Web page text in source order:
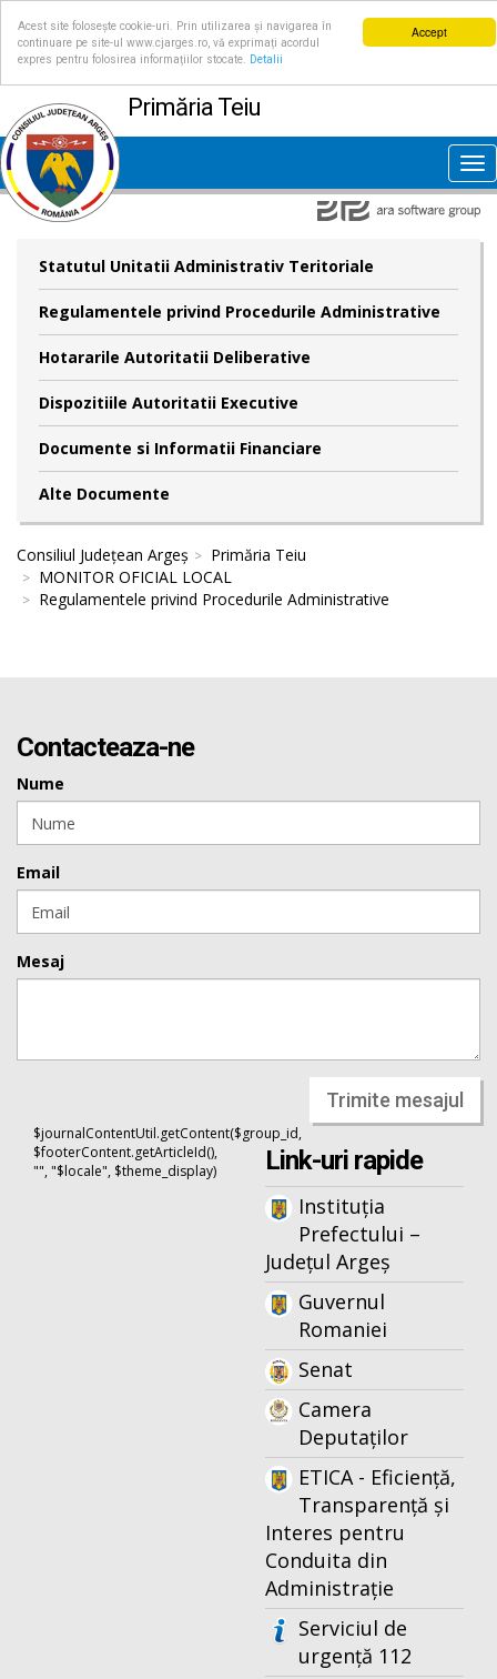
Accept
Acest site folosește cookie-uri. Prin utilizarea și navigarea în
continuare pe site-ul www.cjarges.ro, vă exprimați acordul
expres pentru folosirea informațiilor stocate.
Detalii
Primăria Teiu
Statutul Unitatii Administrativ Teritoriale
Regulamentele privind Procedurile Administrative
Hotararile Autoritatii Deliberative
Dispozitiile Autoritatii Executive
Documente si Informatii Financiare
Alte Documente
Consiliul Județean Argeș
Primăria Teiu
MONITOR OFICIAL LOCAL
Regulamentele privind Procedurile Administrative
Contacteaza-ne
Nume
Email
Mesaj
Trimite mesajul
$journalContentUtil.getContent($group_id,
$footerContent.getArticleId(),
"", "$locale", $theme_display)
Link-uri rapide
Instituția
Prefectului –
Județul Argeș
Guvernul
Romaniei
Senat
Camera
Deputaților
ETICA - Eficiență,
Transparență și
Interes pentru
Conduita din
Administrație
Serviciul de
urgență 112